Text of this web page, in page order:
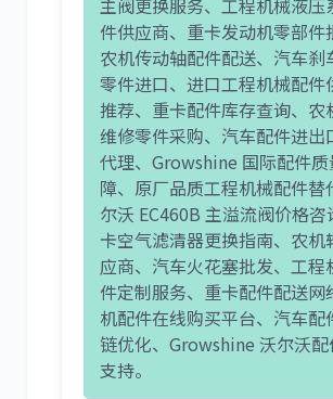
件供应商、重卡发动机零部件
农机传动轴配件配送、汽车刹
零件进口、进口工程机械配件
推荐、重卡配件库存查询、农
维修零件采购、汽车配件进出
代理、Growshine 国际配件
障、原厂品质工程机械配件替
尔沃 EC460B 主溢流阀价格咨
卡空气滤清器更换指南、农机
应商、汽车火花塞批发、工程
件定制服务、重卡配件配送网
机配件在线购买平台、汽车配
链优化、Growshine 沃尔沃
支持。